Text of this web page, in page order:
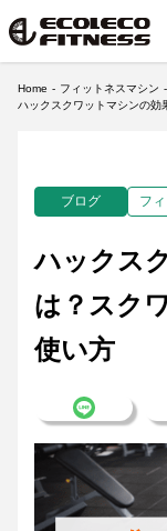
Home
フィットネスマシン
ハックスクワットマシンの効
ブログ フ
ハックス
は？スク
使い方